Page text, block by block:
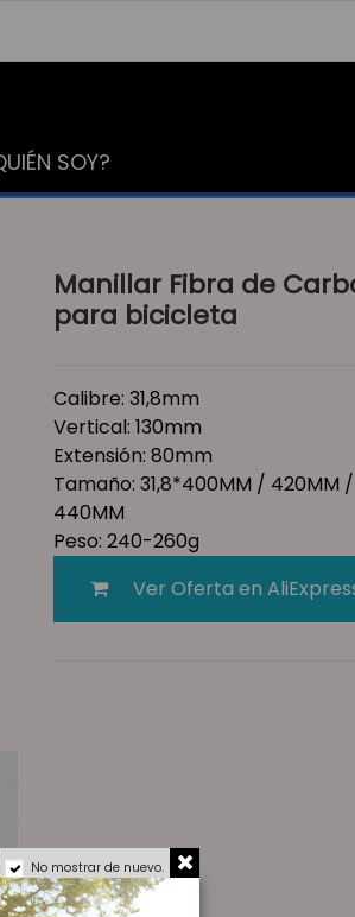
SOY?
Manillar Fibra de
para bicicleta
Calibre: 31,8mm
Vertical: 130mm
Extensión: 80mm
Tamaño: 31,8*400MM / 420MM /
440MM
Peso: 240-260g
Ver Oferta en
No mostrar de nuevo.